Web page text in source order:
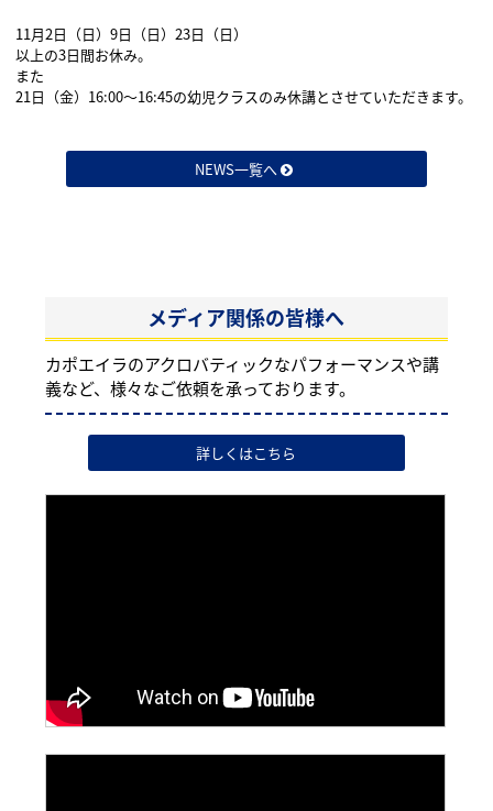
11月2日（日）9日（日）23日（日）
以上の3日間お休み。
また
21日（金）16:00〜16:45の幼児クラスのみ休講とさせていただきます。
NEWS一覧へ
メディア関係の皆様へ
カポエイラのアクロバティックなパフォーマンスや講
義など、様々なご依頼を承っております。
詳しくはこちら